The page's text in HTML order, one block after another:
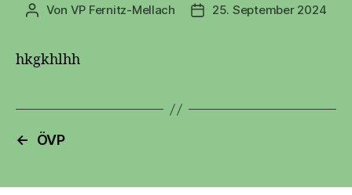
Beitragsautor
Von VP Fernitz-Mellach Veröffentlichungsdatum
25. September 2024
hkgkhlhh
← ÖVP